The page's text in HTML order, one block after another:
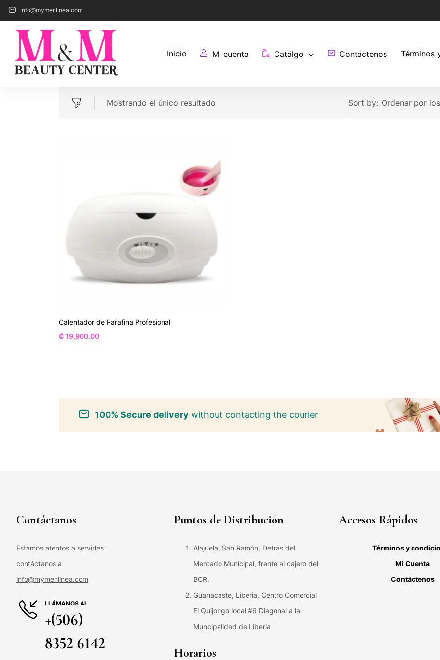
info@mymenlinea.com
Inicio Mi cuenta Catálgo Contáctenos Términos
Mostrando el único resultado Sort by: Ordenar por
Calentador de Parafina Profesional
₡19,900.00
100% Secure delivery without contacting the courier
Contáctanos
Estamos atentos a servirles
contáctanos a
info@mymenlinea.com
LLÁMANOS AL
+(506)
8352 6142
Puntos de Distribución
Alajuela, San Ramón, Detras del
Mercado Municipal, frente al cajero del
BCR.
Guanacaste, Liberia, Centro Comercial
El Quijongo local #6 Diagonal a la
Muncipalidad de Liberia
Horarios
Accesos Rápidos
Términos y
Mi Cuenta
Contáctenos